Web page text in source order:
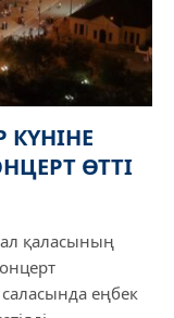
ӨТТІ
қаласының
еңбек